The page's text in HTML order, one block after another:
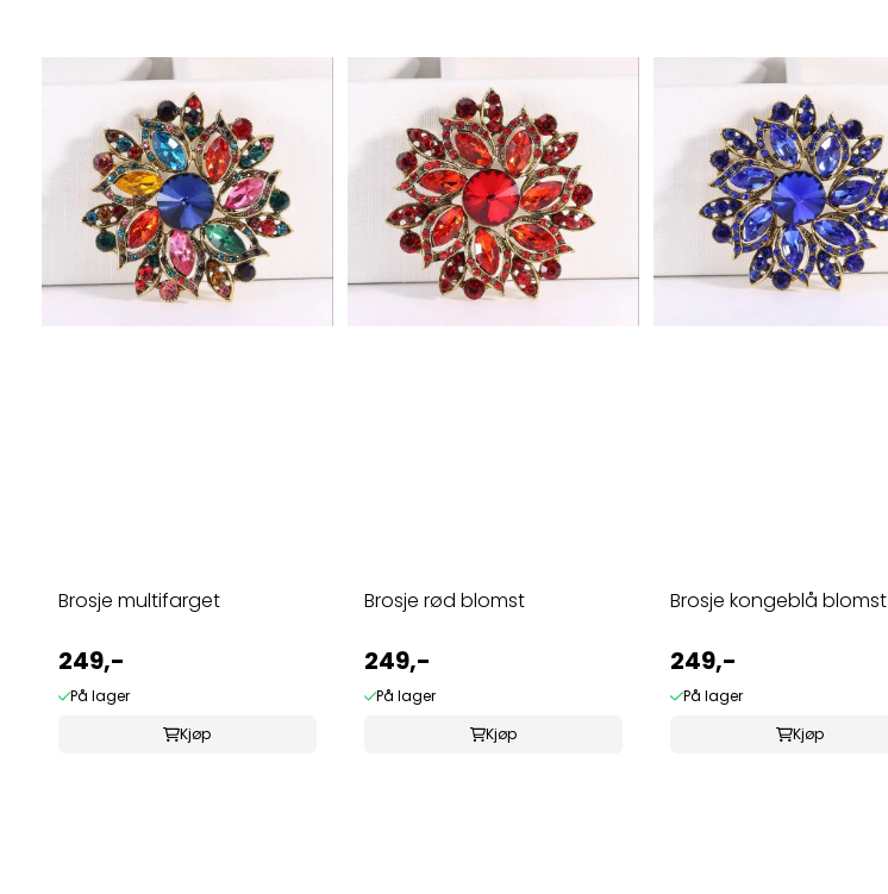
Brosje multifarget
249,-
På lager
Kjøp
Brosje rød blomst
249,-
På lager
Kjøp
Brosje kongeblå blomst
249,-
På lager
Kjøp